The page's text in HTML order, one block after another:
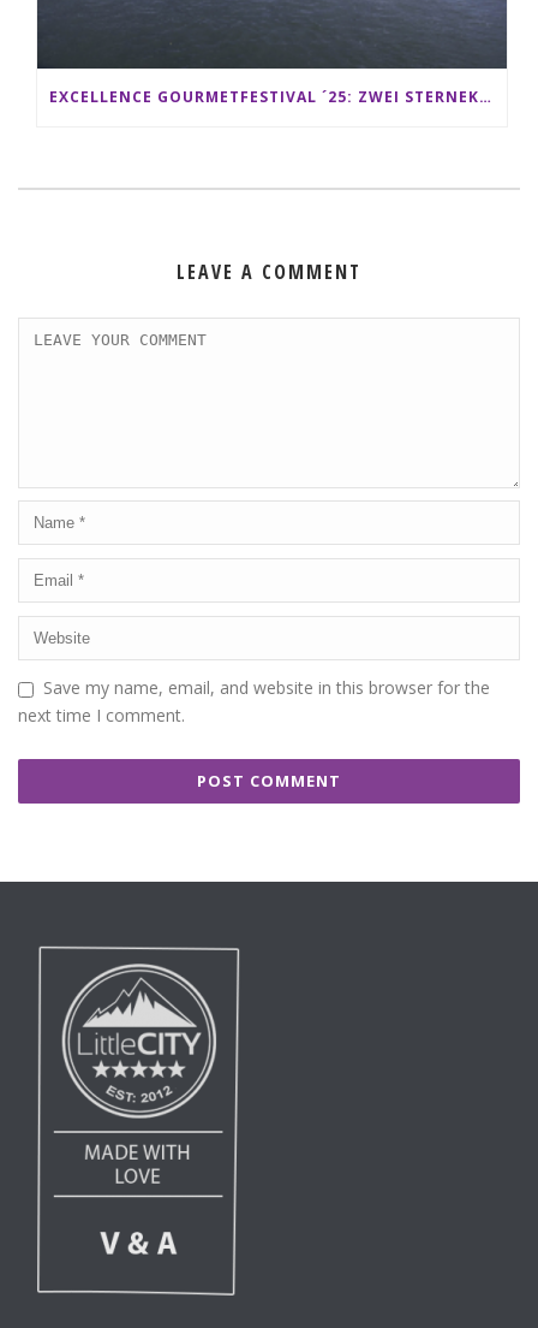
EXCELLENCE GOURMETFESTIVAL ´25: ZWEI STERNEKÖCHE ANTONIO GUIDA & DARIO MORESCO VERWÖHNEN IHRE GÄSTE AUF EINER LUXERIÖSEN SCHIFFSREISE
LEAVE A COMMENT
Save my name, email, and website in this browser for the
next time I comment.